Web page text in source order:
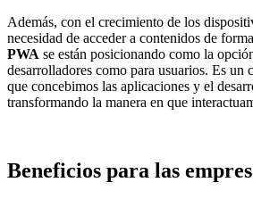
Además, con el crecimiento de los
necesidad de acceder a contenidos de
PWA se están posicionando como la
desarrolladores como para usuarios. Es un
que concebimos las aplicaciones y el
transformando la manera en que
Beneficios para las